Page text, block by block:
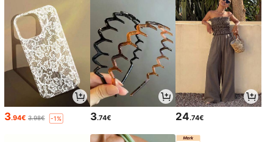
3.94€ 3.98€ -1% 3.74€ 24.74€